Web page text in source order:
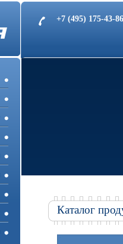
+7 (495) 175-43-
Каталог